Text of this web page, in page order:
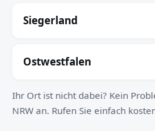
Siegerland
Ostwestfalen
Ihr Ort ist nicht dabei? Kein
NRW an. Rufen Sie einfach